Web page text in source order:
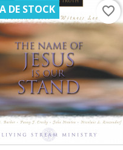
DE STOCK favorite_border